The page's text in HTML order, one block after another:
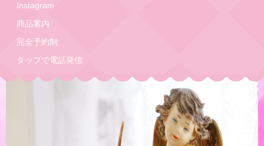
Instagram
商品案内
完全予約制
タップで電話発信